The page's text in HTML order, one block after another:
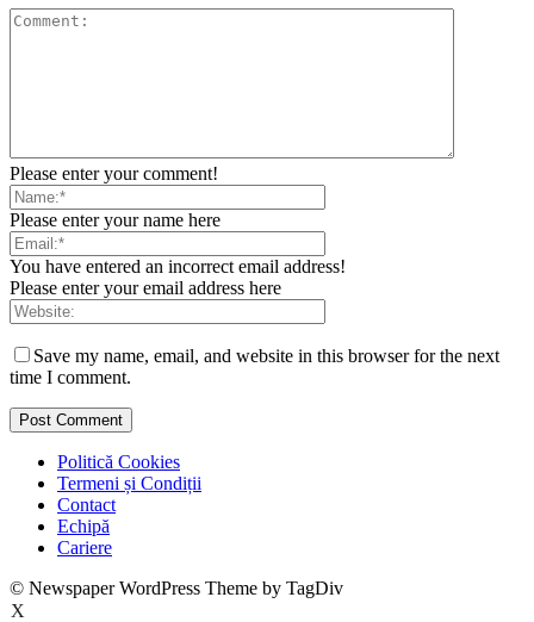
Please enter your comment!
Please enter your name here
You have entered an incorrect email address!
Please enter your email address here
Save my name, email, and website in this browser for the next
time I comment.
Politică Cookies
Termeni și Condiții
Contact
Echipă
Cariere
© Newspaper WordPress Theme by TagDiv
X